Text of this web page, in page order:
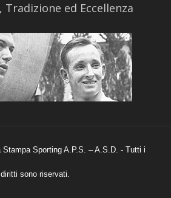
Tradizione ed Eccellenza
Sporting A.P.S. – A.S.D. - Tutti i
diritti sono riservati.